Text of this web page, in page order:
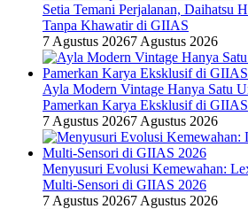
Setia Temani Perjalanan, Daihatsu
Tanpa Khawatir di GIIAS
7 Agustus 20267 Agustus 2026
Ayla Modern Vintage Hanya Satu
Pamerkan Karya Eksklusif di GIIAS
7 Agustus 20267 Agustus 2026
Menyusuri Evolusi Kemewahan:
Multi-Sensori di GIIAS 2026
7 Agustus 20267 Agustus 2026